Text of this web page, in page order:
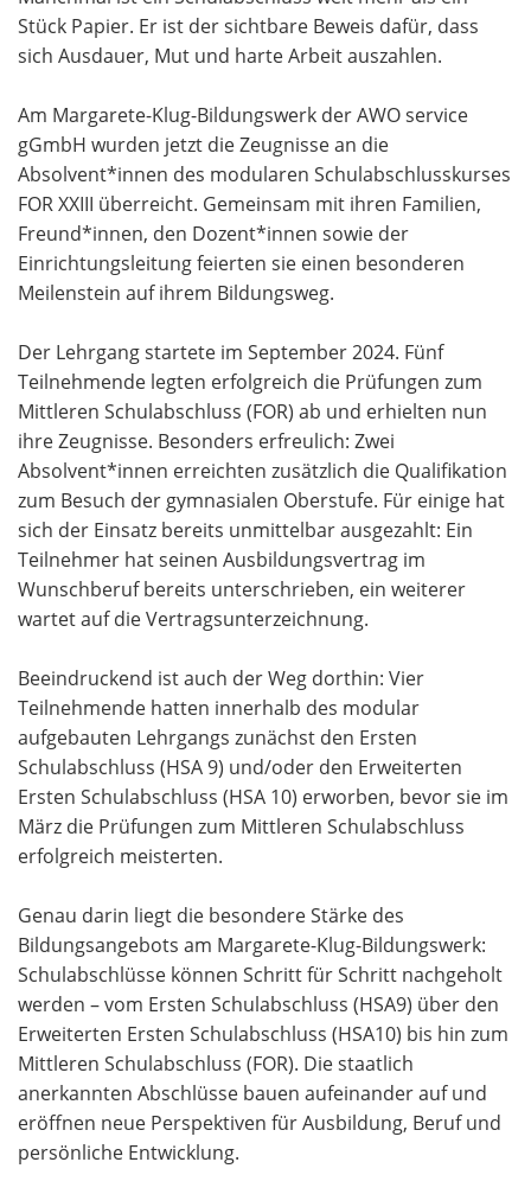
Stück Papier. Er ist der sichtbare Beweis dafür, dass
sich Ausdauer, Mut und harte Arbeit auszahlen.
Am Margarete-Klug-Bildungswerk der AWO service
gGmbH wurden jetzt die Zeugnisse an die
Absolvent*innen des modularen Schulabschlusskurses
FOR XXIII überreicht. Gemeinsam mit ihren Familien,
Freund*innen, den Dozent*innen sowie der
Einrichtungsleitung feierten sie einen besonderen
Meilenstein auf ihrem Bildungsweg.
Der Lehrgang startete im September 2024. Fünf
Teilnehmende legten erfolgreich die Prüfungen zum
Mittleren Schulabschluss (FOR) ab und erhielten nun
ihre Zeugnisse. Besonders erfreulich: Zwei
Absolvent*innen erreichten zusätzlich die Qualifikation
zum Besuch der gymnasialen Oberstufe. Für einige hat
sich der Einsatz bereits unmittelbar ausgezahlt: Ein
Teilnehmer hat seinen Ausbildungsvertrag im
Wunschberuf bereits unterschrieben, ein weiterer
wartet auf die Vertragsunterzeichnung.
Beeindruckend ist auch der Weg dorthin: Vier
Teilnehmende hatten innerhalb des modular
aufgebauten Lehrgangs zunächst den Ersten
Schulabschluss (HSA 9) und/oder den Erweiterten
Ersten Schulabschluss (HSA 10) erworben, bevor sie im
März die Prüfungen zum Mittleren Schulabschluss
erfolgreich meisterten.
Genau darin liegt die besondere Stärke des
Bildungsangebots am Margarete-Klug-Bildungswerk:
Schulabschlüsse können Schritt für Schritt nachgeholt
werden – vom Ersten Schulabschluss (HSA9) über den
Erweiterten Ersten Schulabschluss (HSA10) bis hin zum
Mittleren Schulabschluss (FOR). Die staatlich
anerkannten Abschlüsse bauen aufeinander auf und
eröffnen neue Perspektiven für Ausbildung, Beruf und
persönliche Entwicklung.